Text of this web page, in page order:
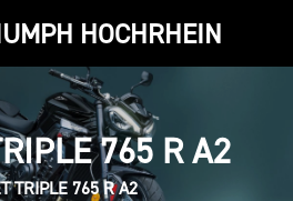
HOCHRHEIN
765 R A2
TRIPLE 765 R A2